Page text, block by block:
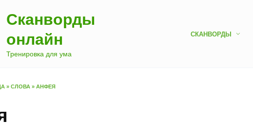
Сканворды
онлайн
Тренировка для ума
СКАНВОРДЫ
» СЛОВА » АНФЕЯ